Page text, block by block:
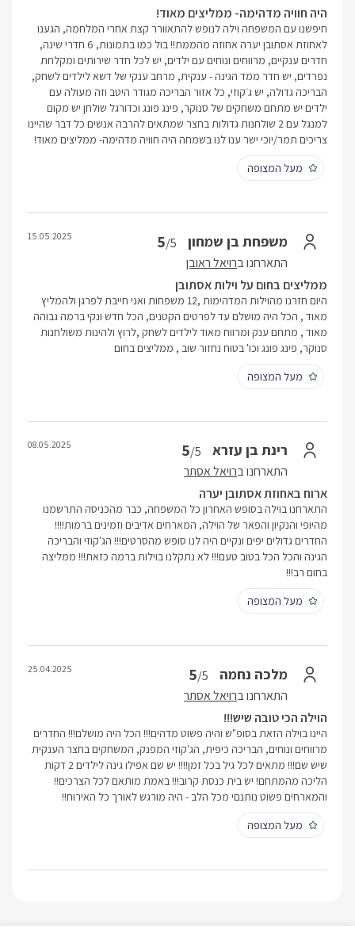
היה חוויה מדהימה- ממליצים מאוד!
חיפשנו עם המשפחה וילה לנופש להתאוורר קצת אחרי המלחמה, הגענו
לאחוזת אסתובן יערה אחוזה מהממת!! בול כמו בתמונות, 6 חדרי שינה,
חדרים ענקיים, מרווחים ונוחים עם ילדים, יש לכל חדר שירותים ומקלחת
נפרדים, יש חדר ממד הגינה - ענקית, מרחב ענקי של דשא לילדים לשחק,
הבריכה גדולה, יש ג׳קוזי, כל אזור הבריכה מגודר היטב וזה מעולה עם
ילדים יש מתחם משחקים של סנוקר, פינג פונג וכדורגל שולחן יש מקום
למנגל עם 2 שולחנות גדולות בחצר שמתאים להרבה אנשים כל דבר שהיינו
צריכים תמר/יוכי ישר ענו לנו בשמחה היה חוויה מדהימה- ממליצים מאוד!
מעל המצופה
משפחת בן שמחון 5/5
התארחנו ברויאל ראובן
15.05.2025
ממליצים בחום על וילות אסתובן
היום חזרנו מהוילות המדהימות ,12 משפחות ואני חייבת לפרגן ולהמליץ
מאוד , הכל היה מושלם עד לפרטים הקטנים, הכל חדש ונקי ברמה גבוהה
מאוד , מתחם ענק ומרווח מאוד לילדים לשחק ,לרוץ ולהינות משולחנות
סנוקר, פינג פונג וכו' בטוח נחזור שוב , ממליצים בחום
מעל המצופה
רינת בן עזרא 5/5
התארחנו ברויאל אסתר
08.05.2025
ארוח באחוזת אסתובן יערה
התארחנו בוילה בסופש האחרון כל המשפחה, כבר מהכניסה התרשמנו
מהיופי והנקיון והפאר של הוילה, המארחים אדיבים וזמינים ברמות!!!!
החדרים גדולים יפים ונקיים היה לנו סופש מהסרטים!!! הג'קוזי והבריכה
הגינה והכל הכל בטוב טעם!!! לא נתקלנו בוילות ברמה כזאת!!! ממליצה
בחום רב!!!
מעל המצופה
מלכה נחמה 5/5
התארחנו ברויאל אסתר
25.04.2025
הוילה הכי טובה שיש!!!
היינו בוילה הזאת בסופ"ש והיה פשוט מדהים!!! הכל היה מושלם!!! החדרים
מרווחים ונוחים, הבריכה כיפית, הג'קוזי המפנק, המשחקים בחצר הענקית
שיש שם!!! מתאים לכל גיל בכל זמן!!!! יש שם אפילו גינה לילדים 2 דקות
הליכה מהמתחם! יש בית כנסת קרוב!!! באמת מותאם לכל הצרכים!!
והמארחים פשוט נותנםי מכל הלב - היה מורגש לאורך כל האירוח!!
מעל המצופה